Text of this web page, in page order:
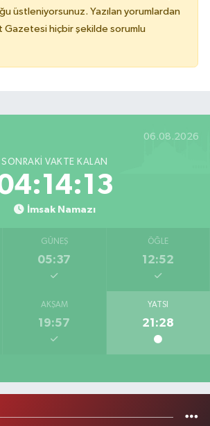
üstleniyorsunuz. Yazılan yorumlardan
Gazetesi hiçbir şekilde sorumlu
06.08.2026
SONRAKI VAKTE KALAN
İmsak Namazı
GÜNEŞ
05:37
ÖĞLE
12:52
AKŞAM
19:57
YATSI
21:28